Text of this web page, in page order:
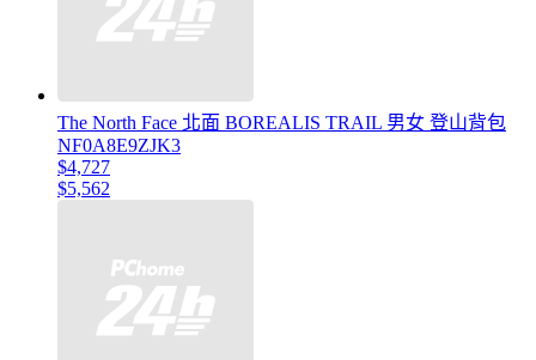
The North Face 北面 BOREALIS TRAIL 男女 登山背包
NF0A8E9ZJK3
$4,727
$5,562